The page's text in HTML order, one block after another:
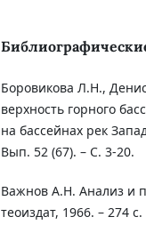
Боровикова Л.Н.,
верхность горного
на бассейнах рек
Вып. 52 (67). – С. 3-20.
Важнов А.Н. Анализ и
теоиздат, 1966. – 274 с.